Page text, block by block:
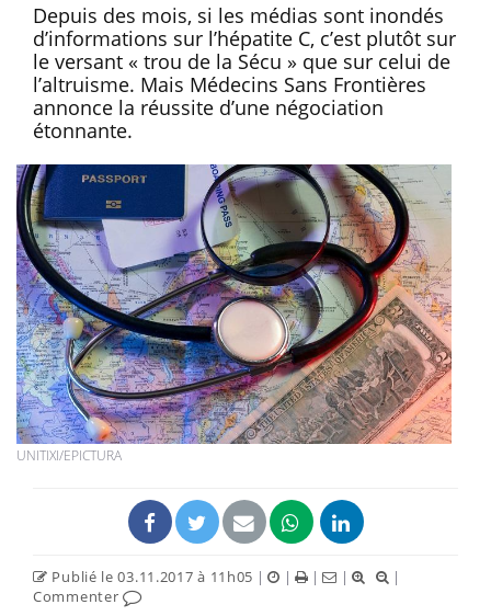
Depuis des mois, si les médias sont inondés
d’informations sur l’hépatite C, c’est plutôt sur
le versant « trou de la Sécu » que sur celui de
l’altruisme. Mais Médecins Sans Frontières
annonce la réussite d’une négociation
étonnante.
UNITIXI/EPICTURA
Publié le 03.11.2017 à 11h05 | | | |
|
Commenter